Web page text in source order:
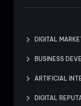
DIGITAL
BUSINESS
ARTIFICIAL
DIGITAL